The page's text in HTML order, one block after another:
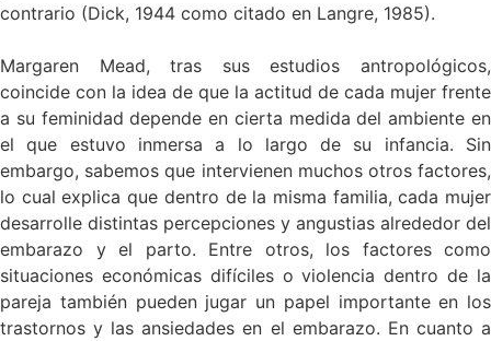
contrario (Dick, 1944 como citado en Langre, 1985).
Margaren Mead, tras sus estudios antropológicos,
coincide con la idea de que la actitud de cada mujer frente
a su feminidad depende en cierta medida del ambiente en
el que estuvo inmersa a lo largo de su infancia. Sin
embargo, sabemos que intervienen muchos otros factores,
lo cual explica que dentro de la misma familia, cada mujer
desarrolle distintas percepciones y angustias alrededor del
embarazo y el parto. Entre otros, los factores como
situaciones económicas difíciles o violencia dentro de la
pareja también pueden jugar un papel importante en los
trastornos y las ansiedades en el embarazo. En cuanto a